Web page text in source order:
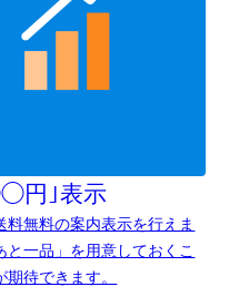
円｣表示
無料の案内表示を行えま
一品」を用意しておくこ
待できます。